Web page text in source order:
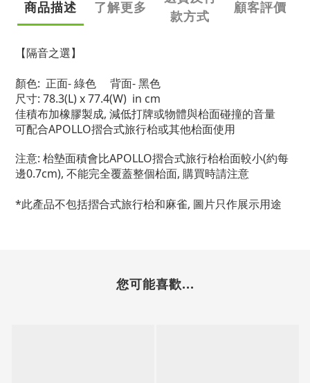
商品描述 了解更多
款方式
顧客評價
【隔音之選】
顏色: 正面- 綠色 背面- 黑色
尺寸: 78.3(L) x 77.4(W) in cm
佳積布加橡膠製成, 減低打牌或物體與枱面碰撞的音量
可配合APOLLO摺合式旅行枱或其他枱面使用
注意: 枱墊面積會比APOLLO摺合式旅行枱枱面較小(約每
邊0.7cm), 不能完全覆蓋整個枱面, 購買時請注意
*此產品不包括摺合式旅行枱和麻雀, 圖片只作展示用途
您可能喜歡...